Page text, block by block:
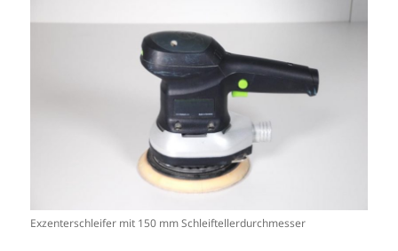
Exzenterschleifer mit 150 mm Schleiftellerdurchmesser